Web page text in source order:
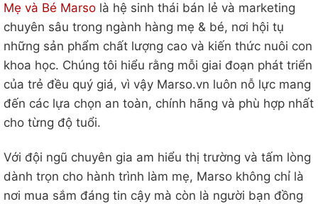
Mẹ và Bé Marso là hệ sinh thái bán lẻ và marketing
chuyên sâu trong ngành hàng mẹ & bé, nơi hội tụ
những sản phẩm chất lượng cao và kiến thức nuôi con
khoa học. Chúng tôi hiểu rằng mỗi giai đoạn phát triển
của trẻ đều quý giá, vì vậy Marso.vn luôn nỗ lực mang
đến các lựa chọn an toàn, chính hãng và phù hợp nhất
cho từng độ tuổi.
Với đội ngũ chuyên gia am hiểu thị trường và tấm lòng
dành trọn cho hành trình làm mẹ, Marso không chỉ là
nơi mua sắm đáng tin cậy mà còn là người bạn đồng